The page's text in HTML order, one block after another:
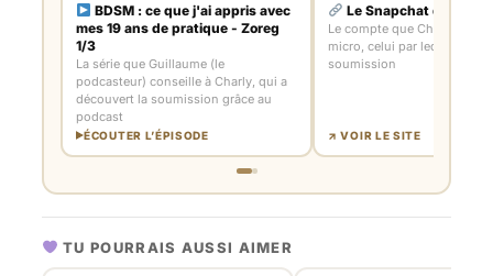
BDSM : ce que j'ai appris avec
mes 19 ans de pratique - Zoreg
1/3
La série que Guillaume (le
podcasteur) conseille à Charly, qui a
découvert la soumission grâce au
podcast
ÉCOUTER L’ÉPISODE
Le Snapchat de
Le compte que Charly
micro, celui par lequel
soumission
↗ VOIR LE SITE
TU POURRAIS AUSSI AIMER